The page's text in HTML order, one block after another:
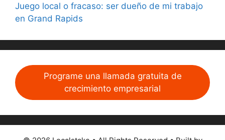
Juego local o fracaso: ser dueño de mi trabajo
en Grand Rapids
Programe una llamada gratuita de
crecimiento empresarial